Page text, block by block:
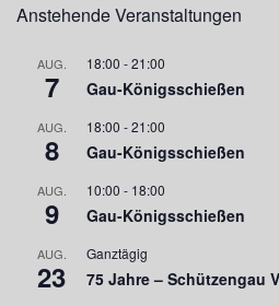
Anstehende Veranstaltungen
AUG.
7
18:00 -21:00
Gau-Königsschießen
AUG.
8
18:00 -21:00
Gau-Königsschießen
AUG.
9
10:00 - 18:00
Gau-Königsschießen
AUG.
23
Ganztägig
75 Jahre – Schützengau